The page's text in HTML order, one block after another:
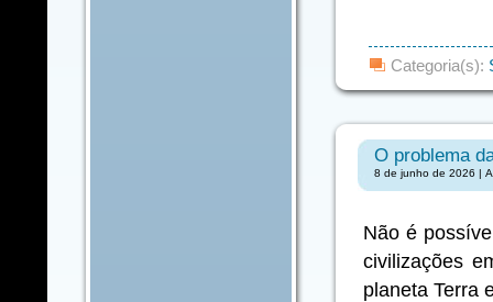
Categoria(s):
O problema
8 de junho de 2026 |
Não é
civilizações
planeta Terra